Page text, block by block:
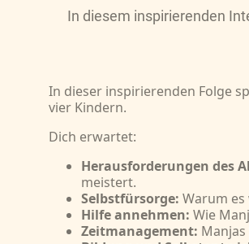
In diesem inspirierenden
In dieser inspirierenden Folge
vier Kindern.
Dich erwartet:
Herausforderungen des
meistert.
Selbstfürsorge: Warum
Hilfe annehmen: Wie
Zeitmanagement: